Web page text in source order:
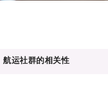
航运社群的相关性